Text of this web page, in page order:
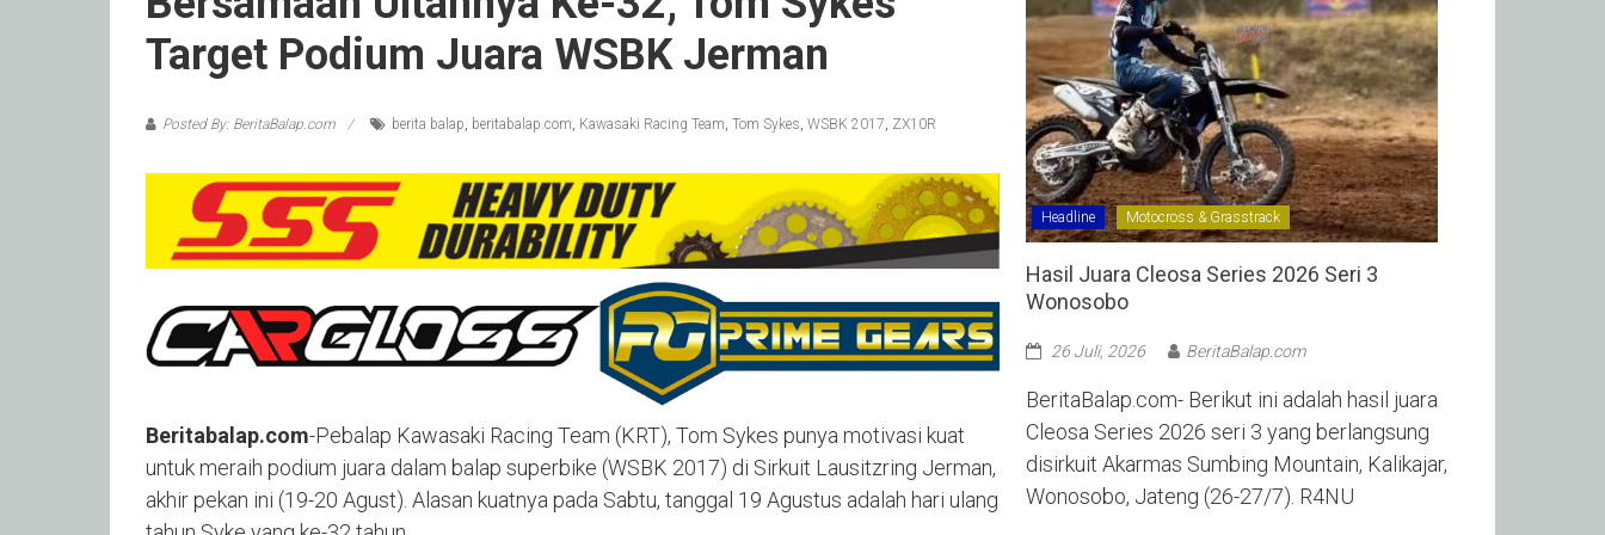
Target Podium Juara WSBK Jerman
Posted By: BeritaBalap.com berita balap, beritabalap.com, Kawasaki Racing Team, Tom Sykes, WSBK 2017, ZX10R
Beritabalap.com-Pebalap Kawasaki Racing Team (KRT), Tom Sykes punya motivasi kuat
untuk meraih podium juara dalam balap superbike (WSBK 2017) di Sirkuit Lausitzring Jerman,
akhir pekan ini (19-20 Agust). Alasan kuatnya pada Sabtu, tanggal 19 Agustus adalah hari ulang
Headline Motocross & Grasstrack
Hasil Juara Cleosa Series 2026 Seri 3
Wonosobo ‎
26 Juli, 2026 BeritaBalap.com
BeritaBalap.com- Berikut ini adalah hasil juara
Cleosa Series 2026 seri 3 yang berlangsung
disirkuit Akarmas Sumbing Mountain, Kalikajar,
Wonosobo, Jateng (26-27/7). R4NU